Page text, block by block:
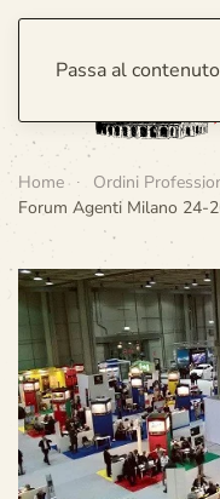
Passa al
Home
Ordini
Forum Agenti Milano 24-